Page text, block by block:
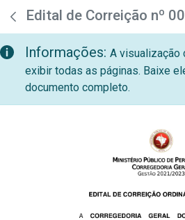
Pular para o Conteúdo principal
teste descricao
Edital de Correição nº
Informações: A visualização
exibir todas as páginas. Baixe
documento completo.